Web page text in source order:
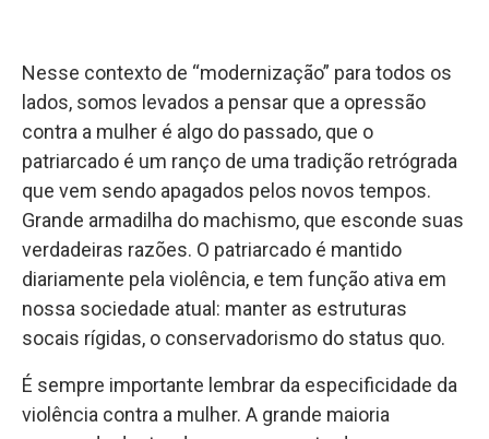
Nesse contexto de “modernização” para todos os
lados, somos levados a pensar que a opressão
contra a mulher é algo do passado, que o
patriarcado é um ranço de uma tradição retrógrada
que vem sendo apagados pelos novos tempos.
Grande armadilha do machismo, que esconde suas
verdadeiras razões. O patriarcado é mantido
diariamente pela violência, e tem função ativa em
nossa sociedade atual: manter as estruturas
socais rígidas, o conservadorismo do status quo.
É sempre importante lembrar da especificidade da
violência contra a mulher. A grande maioria